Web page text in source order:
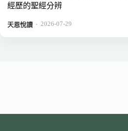
經歷的聖經分辨
天恩悅讀 ． 2026-07-29